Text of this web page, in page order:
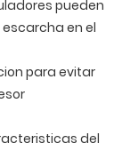
pueden
en el
para evitar
del